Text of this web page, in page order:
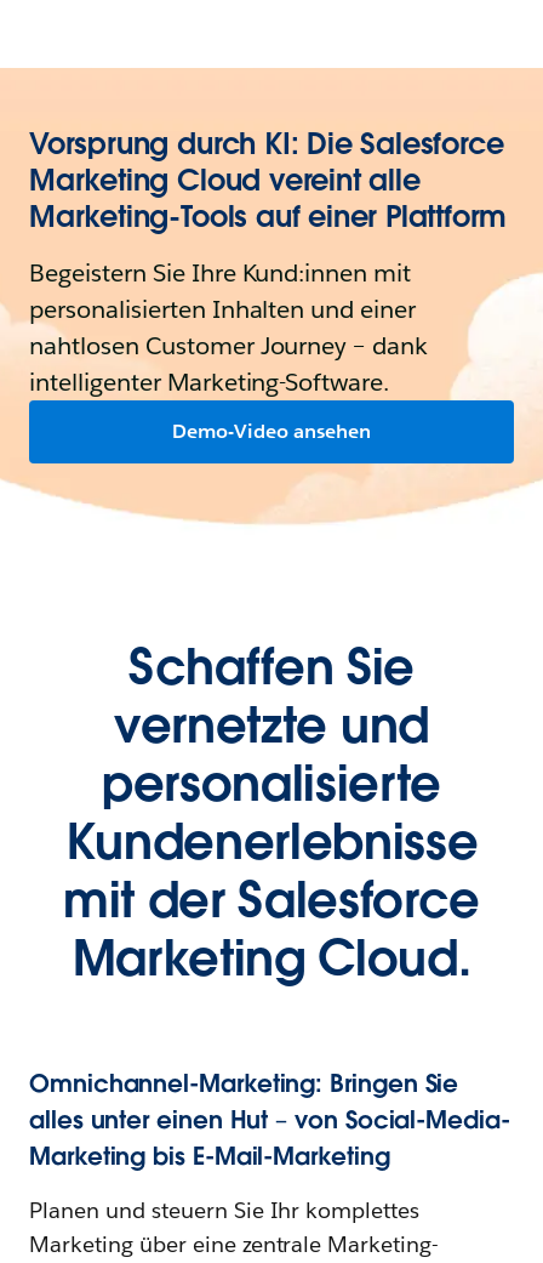
Vorsprung durch KI: Die Salesforce
Marketing Cloud vereint alle
Marketing-Tools auf einer Plattform
Begeistern Sie Ihre Kund:innen mit
personalisierten Inhalten und einer
nahtlosen Customer Journey – dank
intelligenter Marketing-Software.
Demo-Video ansehen
Schaffen Sie
vernetzte und
personalisierte
Kundenerlebnisse
mit der Salesforce
Marketing Cloud.
Omnichannel-Marketing: Bringen Sie
alles unter einen Hut – von Social-Media-
Marketing bis E-Mail-Marketing
Planen und steuern Sie Ihr komplettes
Marketing über eine zentrale Marketing-